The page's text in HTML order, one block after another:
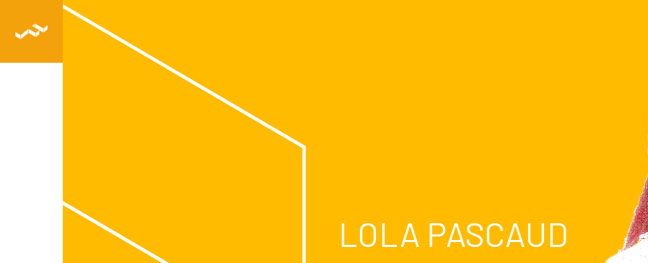
LOLA PASCAUD